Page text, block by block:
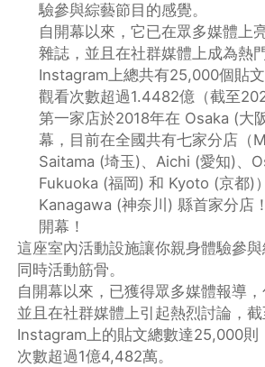
驗參與綜藝節目的感覺。
自開幕以來，它已在眾多媒體上
雜誌，並且在社群媒體上成為熱
Instagram上總共有25,000個貼
觀看次數超過1.4482億（截至
第一家店於2018年在 Osaka (大
幕，目前在全國共有七家分店（
Saitama (埼玉)、Aichi (愛知)、
Fukuoka (福岡) 和 Kyoto (京都)）
Kanagawa (神奈川) 縣首家分店
開幕！
這座室內活動設施讓你親身體驗參與
同時活動筋骨。
自開幕以來，已獲得眾多媒體報導，
並且在社群媒體上引起熱烈討論，截
Instagram上的貼文總數達25,000則
次數超過1億4,482萬。